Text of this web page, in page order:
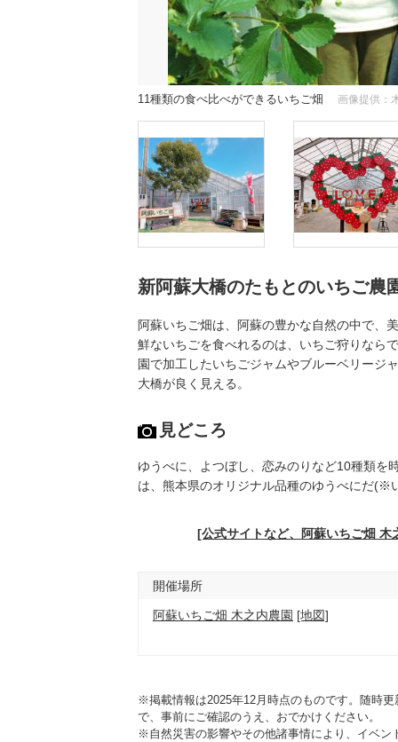
11種類の食べ比べができるいちご畑 画像提供：
新阿蘇大橋のたもとのいちご農
阿蘇いちご畑は、阿蘇の豊かな自然の中で、
鮮ないちごを食べれるのは、いちご狩りなら
園で加工したいちごジャムやブルーベリージ
大橋が良く見える。
見どころ
ゆうべに、よつぼし、恋みのりなど10種類を
は、熊本県のオリジナル品種のゆうべにだ(※
[公式サイトなど、阿蘇いちご畑
開催場所
阿蘇いちご畑 木之内農園 [地図]
※掲載情報は2025年12月時点のものです。随時
で、事前にご確認のうえ、おでかけください。
※自然災害の影響やその他諸事情により、イベン